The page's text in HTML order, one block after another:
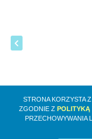
STRONA KORZYSTA
ZGODNIE Z POLITYKĄ
PRZECHOWYWANIA